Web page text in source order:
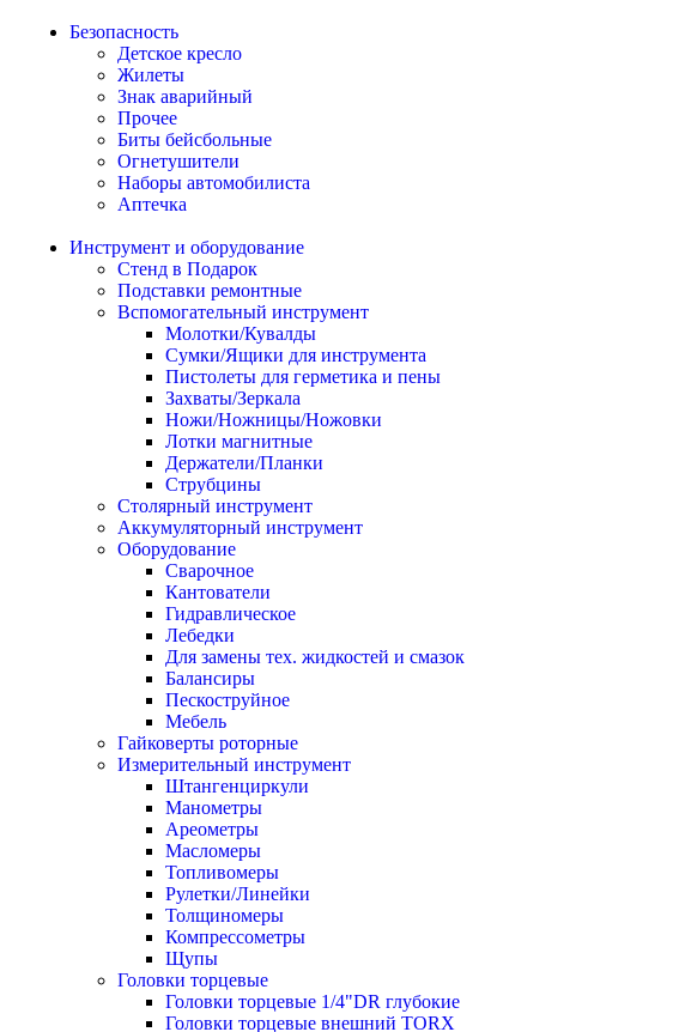
Безопасность
Детское кресло
Жилеты
Знак аварийный
Прочее
Биты бейсбольные
Огнетушители
Наборы автомобилиста
Аптечка
Инструмент и оборудование
Стенд в Подарок
Подставки ремонтные
Вспомогательный инструмент
Молотки/Кувалды
Сумки/Ящики для инструмента
Пистолеты для герметика и пены
Захваты/Зеркала
Ножи/Ножницы/Ножовки
Лотки магнитные
Держатели/Планки
Струбцины
Столярный инструмент
Аккумуляторный инструмент
Оборудование
Сварочное
Кантователи
Гидравлическое
Лебедки
Для замены тех. жидкостей и смазок
Балансиры
Пескоструйное
Мебель
Гайковерты роторные
Измерительный инструмент
Штангенциркули
Манометры
Ареометры
Масломеры
Топливомеры
Рулетки/Линейки
Толщиномеры
Компрессометры
Щупы
Головки торцевые
Головки торцевые 1/4"DR глубокие
Головки торцевые внешний TORX